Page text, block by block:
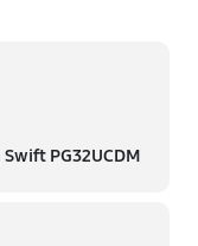
Swift PG32UCDM